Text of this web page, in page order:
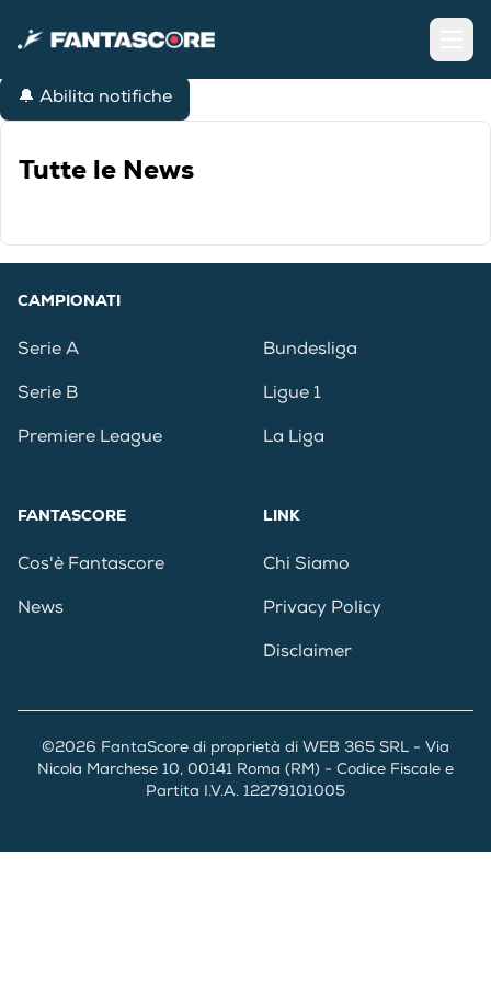
🔔 Abilita notifiche
Tutte le News
CAMPIONATI
Serie A
Serie B
Premiere League
Bundesliga
Ligue 1
La Liga
FANTASCORE
Cos'è Fantascore
News
LINK
Chi Siamo
Privacy Policy
Disclaimer
©2026 FantaScore di proprietà di WEB 365 SRL - Via
Nicola Marchese 10, 00141 Roma (RM) - Codice Fiscale e
Partita I.V.A. 12279101005